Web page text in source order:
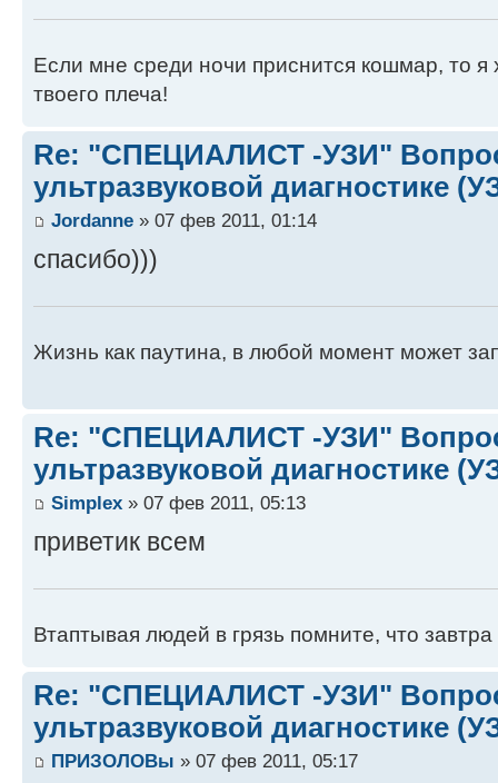
Если мне среди ночи приснится кошмар, то я
твоего плеча!
Re: "СПЕЦИАЛИСТ -УЗИ"
ультразвуковой диагностике
Jordanne » 07 фев 2011, 01:14
спасибо)))
Жизнь как паутина, в любой момент может
Re: "СПЕЦИАЛИСТ -УЗИ"
ультразвуковой диагностике
Simplex » 07 фев 2011, 05:13
приветик всем
Втаптывая людей в грязь помните, что завтра
Re: "СПЕЦИАЛИСТ -УЗИ"
ультразвуковой диагностике
ПРИЗОЛОВы » 07 фев 2011, 05:17